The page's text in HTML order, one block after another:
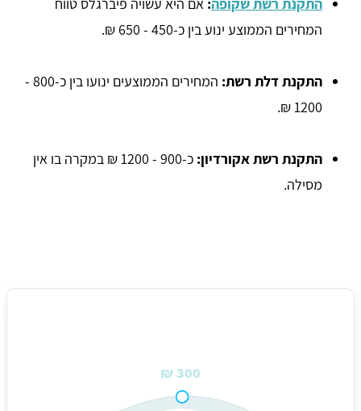
המחירים הממוצע ינוע בין כ-450 - 650 ₪.
התקנת דלת רשת:
המחירים הממוצעים ינועו בין כ-800 -
1200 ₪.
התקנת רשת אקורדיון:
כ-900 - 1200 ₪ במקרה בו אין
מסילה.
300 ₪